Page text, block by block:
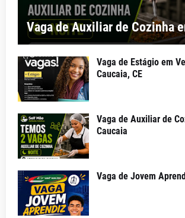
Vaga de Auxiliar de Cozinha
Vaga de Estágio em
Caucaia, CE
Vaga de Auxiliar de
Caucaia
Vaga de Jovem